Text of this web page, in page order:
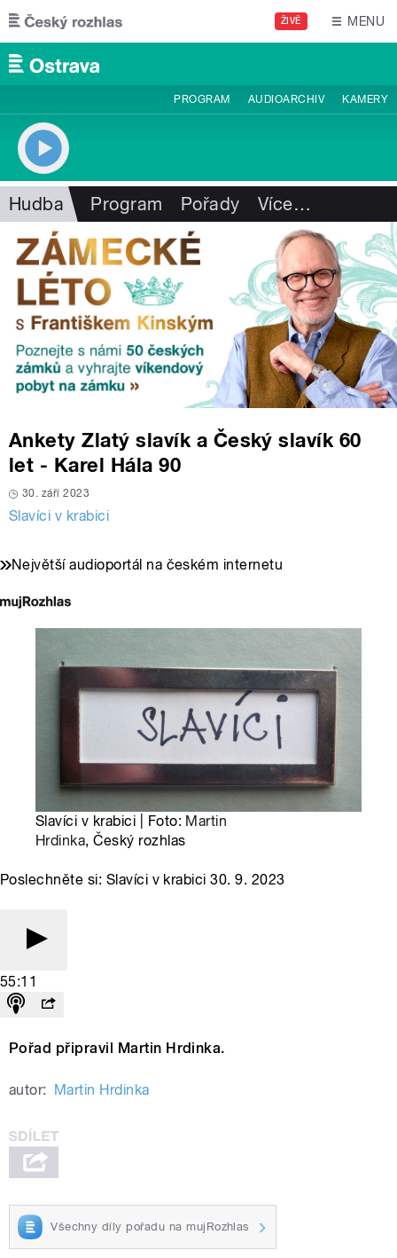
Přejít k hlavnímu obsahu
ŽIVĚ MENU
PROGRAM AUDIOARCHIV KAMERY
Hudba Program Pořady Více…
Ankety Zlatý slavík a Český slavík 60
let - Karel Hála 90
30. září 2023
Slavíci v krabici
Největší audioportál na českém internetu
Slavíci v krabici | Foto: Martin
Hrdinka, Český rozhlas
Poslechněte si: Slavíci v krabici 30. 9. 2023
55:11
Pořad připravil Martin Hrdinka.
autor: Martin Hrdinka
Všechny díly pořadu na mujRozhlas